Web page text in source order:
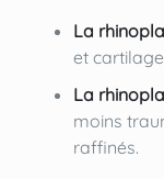
La
et
La
moins
raffinés.